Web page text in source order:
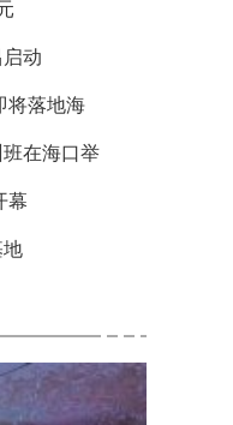
动
将落地海
在海口举
幕
地